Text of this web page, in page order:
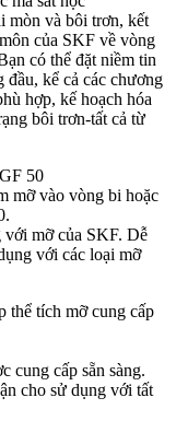
mòn và bôi trơn, kết
của SKF về vòng
có thể đặt niềm tin
đầu, kể cả các chương
hợp, kế hoạch hóa
bôi trơn-tất cả từ
50
mỡ vào vòng bi hoặc
với mỡ của SKF. Dễ
với các loại mỡ
thể tích mỡ cung cấp
cung cấp sẵn sàng.
cho sử dụng với tất